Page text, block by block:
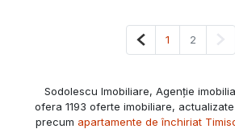
Pagina anterioară
1 2
Sodolescu Imobiliare, Agenție
ofera 1193 oferte imobiliare,
precum apartamente de închiriat